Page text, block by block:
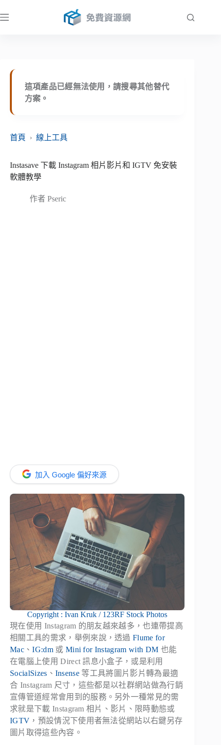
至
這項產品已經無法使用，請搜尋其他替代
方案。
首頁 › 線上工具
Instasave 下載 Instagram 相片影片和 IGTV 免安裝
軟體教學
作者 Pseric
加入 Google 偏好來源
Copyright : Ivan Kruk / 123RF Stock Photos
現在使用 Instagram 的朋友越來越多，也連帶提高
相關工具的需求，舉例來說，透過Flume for
Mac、IG:dm或 Mini for Instagram with DM 也能
在電腦上使用 Direct 訊息小盒子，或是利用
SocialSizes 、 Insense 等工具將圖片影片轉為最適
合 Instagram 尺寸，這些都是以社群網站做為行銷
宣傳管道經常會用到的服務。另外一種常見的需
求就是下載 Instagram 相片、影片、限時動態或
IGTV ，預設情況下使用者無法從網站以右鍵另存
圖片取得這些內容。